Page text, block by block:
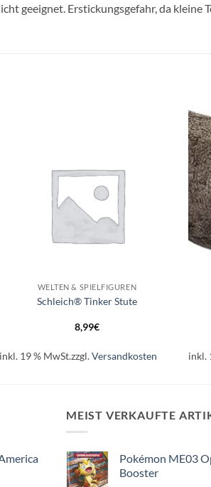
geeignet. Erstickungsgefahr, da kleine
WELTEN & SPIELFIGUREN
Schleich® Tinker Stute
8,99€
inkl. 19 % MwSt.zzgl.Versandkosten inkl.
MEIST VERKAUFTE
Pokémon ME03
Booster